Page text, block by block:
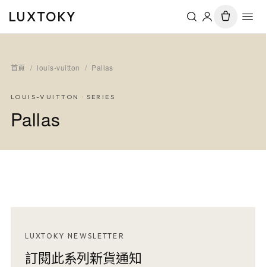
LUXTOKY
首頁 / louis-vuitton / Pallas
LOUIS-VUITTON · SERIES
Pallas
LUXTOKY NEWSLETTER
訂閱此系列新貨通知